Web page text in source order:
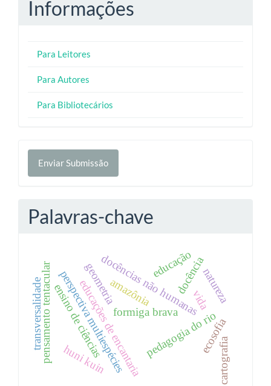
Informações
Para Leitores
Para Autores
Para Bibliotecários
Enviar
Submissão
Enviar Submissão
Palavras-chave
formiga brava
amazônia
educações de encantaria
docências não humanas
educação
perspectiva multiespécies
pensamento tentacular docência
vida
ensino de ciências pedagogia do rio
ecosofia
transversalidade
cartografia
huni kuin
natureza
geometria